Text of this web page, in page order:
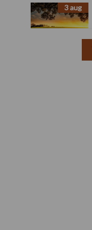
3 aug